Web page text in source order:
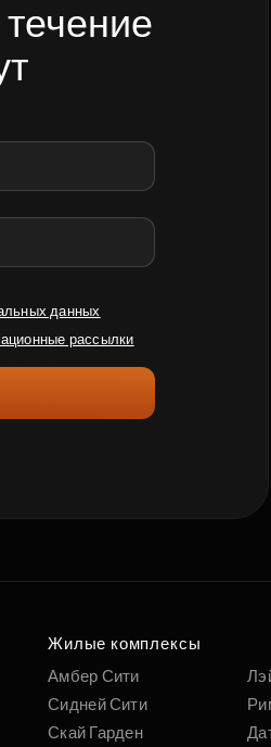
данных
рассылки
Жилые комплексы
Амбер Сити
Сидней Сити
Скай Гарден